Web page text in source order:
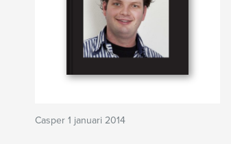
Casper 1 januari 2014